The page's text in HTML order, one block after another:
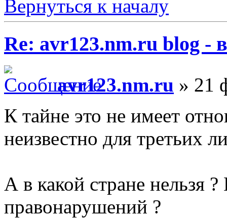
Вернуться к началу
Re: avr123.nm.ru blog -
avr123.nm.ru » 21
К тайне это не имеет
неизвестно для третьих
А в какой стране нельзя
правонарушений ?